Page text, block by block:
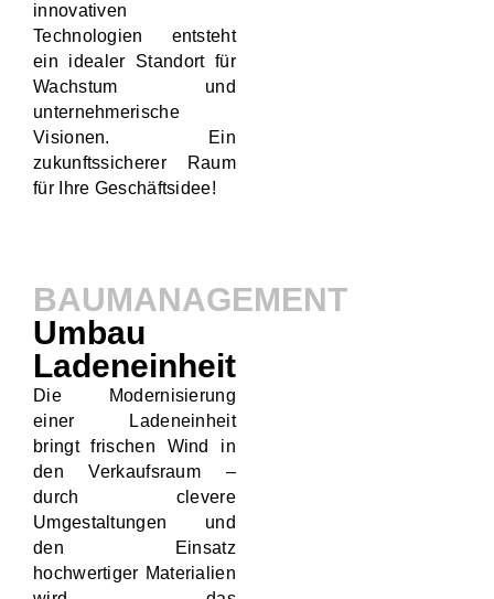
innovativen
Technologien entsteht
ein idealer Standort für
Wachstum und
unternehmerische
Visionen. Ein
zukunftssicherer Raum
für Ihre Geschäftsidee!
BAUMANAGEMENT
Umbau
Ladeneinheit
Die Modernisierung
einer Ladeneinheit
bringt frischen Wind in
den Verkaufsraum –
durch clevere
Umgestaltungen und
den Einsatz
hochwertiger Materialien